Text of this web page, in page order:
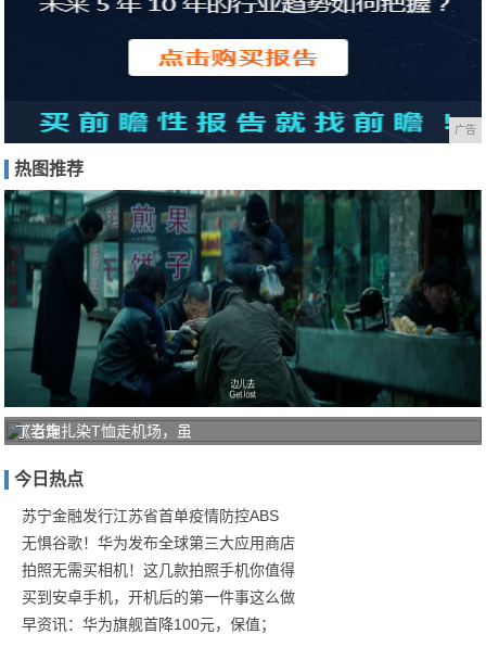
广告
热图推荐
《老炮
气氛美
学下的
丁当穿扎染T恤走机场，虽
今日热点
苏宁金融发行江苏省首单疫情防控ABS
无惧谷歌！华为发布全球第三大应用商店
拍照无需买相机！这几款拍照手机你值得
买到安卓手机，开机后的第一件事这么做
早资讯：华为旗舰首降100元，保值；